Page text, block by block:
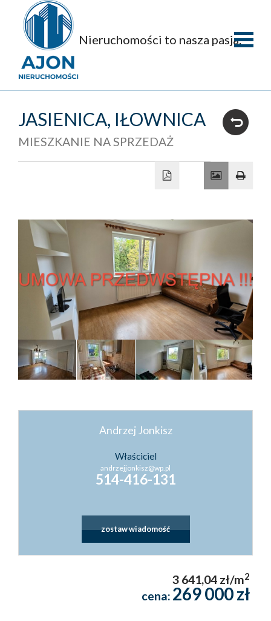
Nieruchomości to nasza pasja.
firmie
Oferty
Dzialki
Kontakt
Kredyty
JASIENICA, IŁOWNICA
MIESZKANIE NA SPRZEDAŻ
Andrzej Jonkisz
Właściciel
andrzejjonkisz@wp.pl
514-416-131
zostaw wiadomość
3 641,04 zł/m2
cena: 269 000 zł